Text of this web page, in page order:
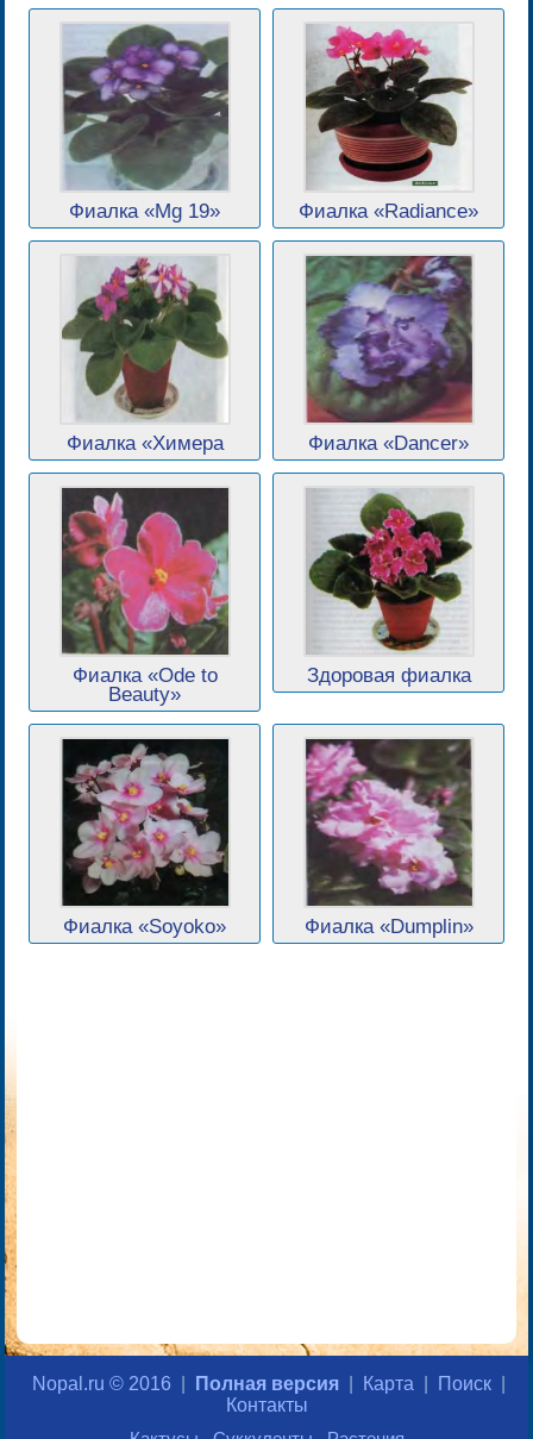
Фиалка «Mg 19» Фиалка «Radiance»
Фиалка «Химера Фиалка «Dancer»
Фиалка «Ode to
Beauty»
Здоровая фиалка
Фиалка «Soyoko» Фиалка «Dumplin»
Nopal.ru © 2016 Полная версия Карта Поиск
Контакты